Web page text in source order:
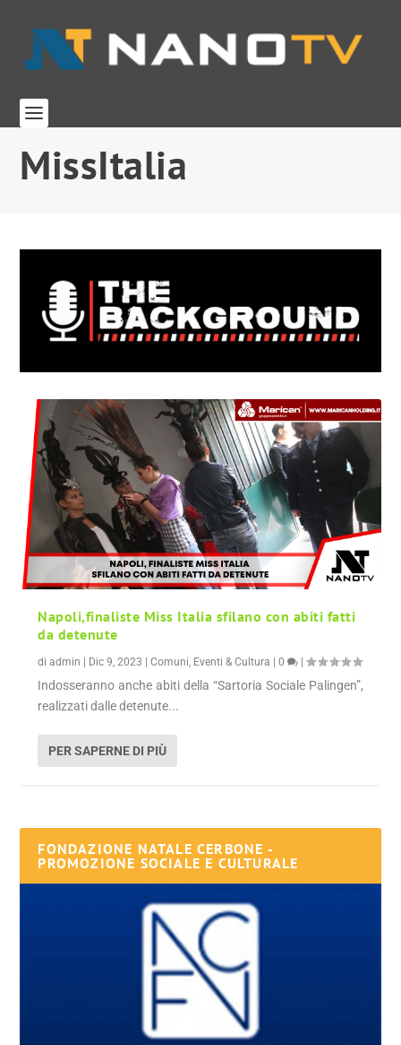
MissItalia
Napoli,finaliste Miss Italia sfilano con abiti fatti
da detenute
diadmin Dic 9, 2023 |Comuni, Eventi & Cultura |0 |
Indosseranno anche abiti della “Sartoria Sociale Palingen”,
realizzati dalle detenute...
PER SAPERNE DI PIÙ
FONDAZIONE NATALE CERBONE -
PROMOZIONE SOCIALE E CULTURALE